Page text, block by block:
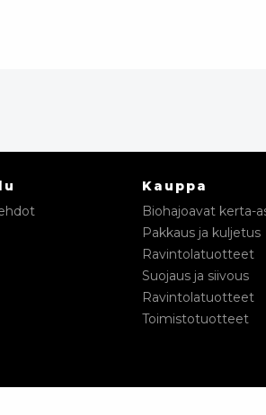
Kauppa
Biohajoavat kerta-
Pakkaus ja kuljetus
Ravintolatuotteet
Suojaus ja siivous
Ravintolatuotteet
Toimistotuotteet